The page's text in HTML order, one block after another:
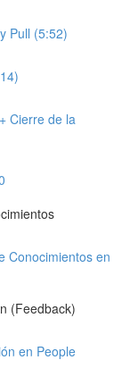
Pull (5:52)
Cierre de la
Conocimientos en
(Feedback)
en People